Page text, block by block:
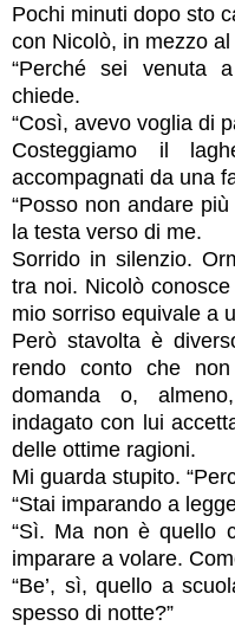
Pochi minuti dopo sto
con Nicolò, in mezzo al
“Perché sei venuta
chiede.
“Così, avevo voglia di
Costeggiamo il
accompagnati da una
“Posso non andare
la testa verso di me.
Sorrido in silenzio.
tra noi. Nicolò
mio sorriso equivale a
Però stavolta è
rendo conto che
domanda o,
indagato con lui
delle ottime ragioni.
Mi guarda stupito.
“Stai imparando a
“Sì. Ma non è quello
imparare a volare.
“Be’, sì, quello a
spesso di notte?”